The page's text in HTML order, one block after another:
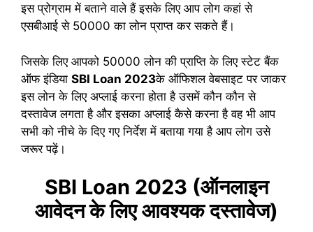
इस प्रोग्राम में बताने वाले हैं इसके लिए आप लोग कहां से
एसबीआई से 50000 का लोन प्राप्त कर सकते हैं।
जिसके लिए आपको 50000 लोन की प्राप्ति के लिए स्टेट बैंक
ऑफ इंडिया SBI Loan 2023के ऑफिशल वेबसाइट पर जाकर
इस लोन के लिए अप्लाई करना होता है उसमें कौन कौन से
दस्तावेज लगता है और इसका अप्लाई कैसे करना है वह भी आप
सभी को नीचे के दिए गए निर्देश में बताया गया है आप लोग उसे
जरूर पढ़ें।
SBI Loan 2023 (ऑनलाइन
आवेदन के लिए आवश्यक दस्तावेज)